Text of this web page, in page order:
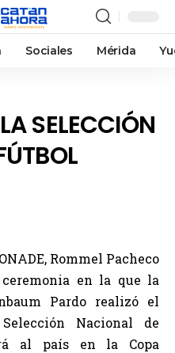
Sociales Mérida
SELECCIÓN
Rommel Pacheco
en la que la
Pardo realizó el
Nacional de
al país en la Copa